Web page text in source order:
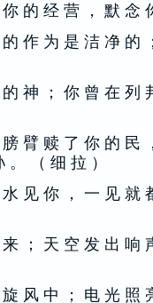
的 经 营 ， 默 念
作 为 是 洁 净 的
神 ； 你 曾 在 列
臂 赎 了 你 的 民
（ 细 拉 ）
见 你 ， 一 见 就
； 天 空 发 出 响
风 中 ； 电 光 照